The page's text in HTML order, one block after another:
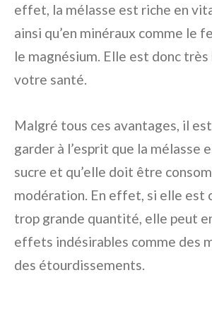
effet, la mélasse est riche en
ainsi qu’en minéraux comme le
le magnésium. Elle est donc
votre santé.
Malgré tous ces avantages, il
garder à l’esprit que la mélasse
sucre et qu’elle doit être
modération. En effet, si elle est
trop grande quantité, elle peut
effets indésirables comme des
des étourdissements.